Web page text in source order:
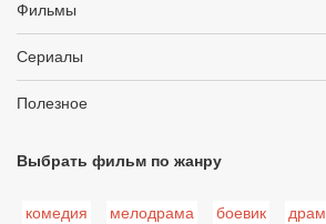
Фильмы
Сериалы
Полезное
Выбрать фильм по жанру
комедия мелодрама боевик